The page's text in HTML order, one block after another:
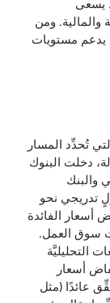
يسعى
والمالية. ومن
هذا النمط حتى عام 2030، بما يدعم مستويات
تُحدِّد المسار
دخلت البنوك
والبنك
إلى تحوّلٍ تدريجي نحو
أسعار الفائدة
سوق العمل.
التحليليَّة
إن انخفاض أسعار
عائدًا (مثل